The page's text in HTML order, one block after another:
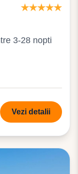
3-28 nopti
Vezi detalii